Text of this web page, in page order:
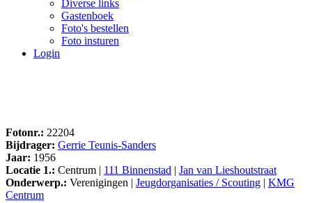
Diverse links
Gastenboek
Foto's bestellen
Foto insturen
Login
Fotonr.: 22204
Bijdrager: Gerrie Teunis-Sanders
Jaar: 1956
Locatie 1.: Centrum | 111 Binnenstad | Jan van Lieshoutstraat
Onderwerp.: Verenigingen | Jeugdorganisaties / Scouting | KMG
Centrum